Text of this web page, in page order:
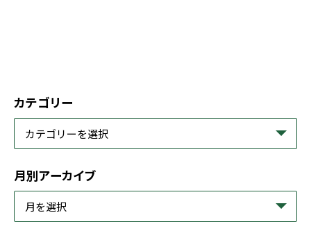
カテゴリー
月別アーカイブ